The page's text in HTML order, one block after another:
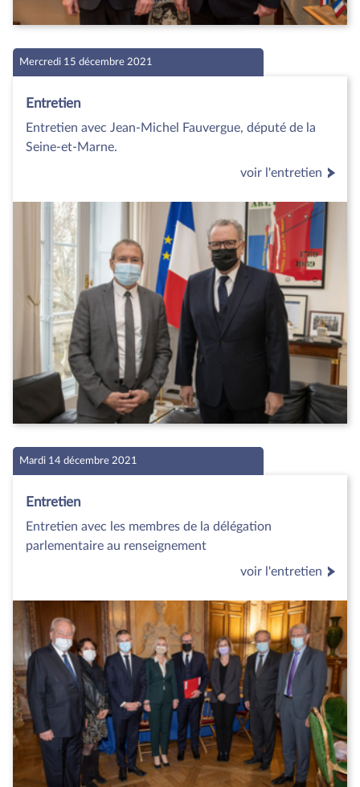
Mercredi 15 décembre 2021
Entretien
Entretien avec Jean-Michel Fauvergue, député de la
Seine-et-Marne.
voir l'entretien
Mardi 14 décembre 2021
Entretien
Entretien avec les membres de la délégation
parlementaire au renseignement
voir l'entretien